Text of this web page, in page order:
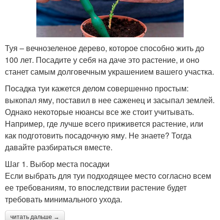
Туя – вечнозеленое дерево, которое способно жить до
100 лет. Посадите у себя на даче это растение, и оно
станет самым долговечным украшением вашего участка.
Посадка туи кажется делом совершенно простым:
выкопал яму, поставил в нее саженец и засыпал землей.
Однако некоторые нюансы все же стоит учитывать.
Например, где лучше всего приживется растение, или
как подготовить посадочную яму. Не знаете? Тогда
давайте разбираться вместе.
Шаг 1. Выбор места посадки
Если выбрать для туи подходящее место согласно всем
ее требованиям, то впоследствии растение будет
требовать минимального ухода.
читать дальше →